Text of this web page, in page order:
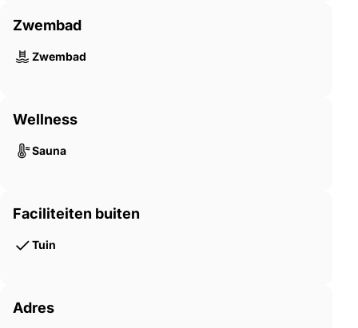
Zwembad
Zwembad
Wellness
Sauna
Faciliteiten buiten
Tuin
Adres